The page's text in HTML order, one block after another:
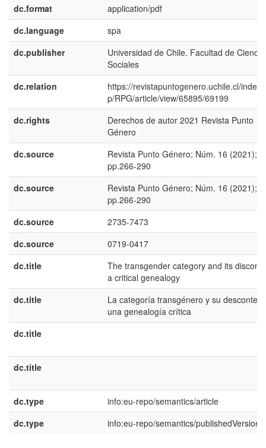
dc.format
application/pdf
dc.language
spa
dc.publisher
Universidad de Chile. Facultad de
Sociales
dc.relation
https://revistapuntogenero.uchile.cl/
p/RPG/article/view/65895/69199
dc.rights
Derechos de autor 2021 Revista Punto
Género
dc.source
Revista Punto Género; Núm. 16 (2021);
pp.266-290
dc.source
Revista Punto Género; Núm. 16 (2021);
pp.266-290
dc.source
2735-7473
dc.source
0719-0417
dc.title
The transgender category and its
a critical genealogy
dc.title
La categoría transgénero y su
una genealogía crítica
dc.title
dc.title
dc.type
info:eu-repo/semantics/article
dc.type
info:eu-repo/semantics/publishedVersion